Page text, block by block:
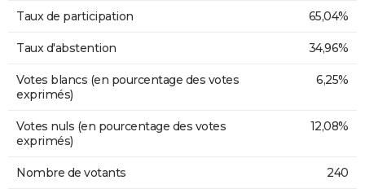
Taux de participation 65,04%
Taux d'abstention 34,96%
Votes blancs (en pourcentage des votes
exprimés)
6,25%
Votes nuls (en pourcentage des votes
exprimés)
12,08%
Nombre de votants 240